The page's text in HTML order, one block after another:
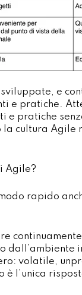
e
e pratiche.
e pratiche
cultura Agile
Agile?
rapido
dall’ambiente
volatile,
è l’unica